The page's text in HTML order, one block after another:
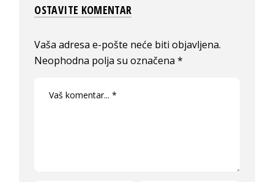
OSTAVITE KOMENTAR
Vaša adresa e-pošte neće biti objavljena.
Neophodna polja su označena*